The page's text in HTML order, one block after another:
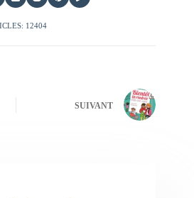
12404
SUIVANT